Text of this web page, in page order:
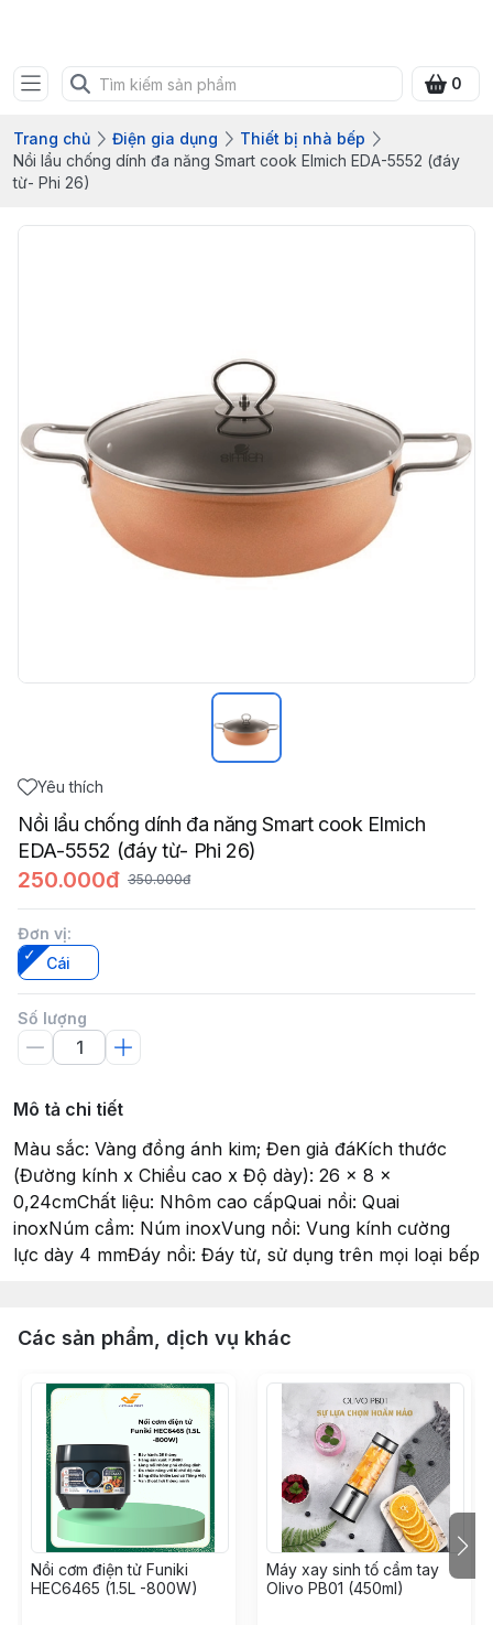
0
Trang chủ Điện gia dụng
Thiết bị nhà bếp
Nồi lẩu chống dính đa năng Smart cook Elmich EDA-5552 (đáy
từ- Phi 26)
Yêu thích
Nồi lẩu chống dính đa năng Smart cook Elmich
EDA-5552 (đáy từ- Phi 26)
250.000đ 350.000đ
Đơn vị:
Cái
Số lượng
Mô tả chi tiết
Màu sắc: Vàng đồng ánh kim; Đen giả đáKích thước
(Đường kính x Chiều cao x Độ dày): 26 x 8 x
0,24cmChất liệu: Nhôm cao cấpQuai nồi: Quai
inoxNúm cầm: Núm inoxVung nồi: Vung kính cường
lực dày 4 mmĐáy nồi: Đáy từ, sử dụng trên mọi loại bếp
Các sản phẩm, dịch vụ khác
Nồi cơm điện tử Funiki
HEC6465 (1.5L -800W)
Máy xay sinh tố cầm tay
Olivo PB01 (450ml)